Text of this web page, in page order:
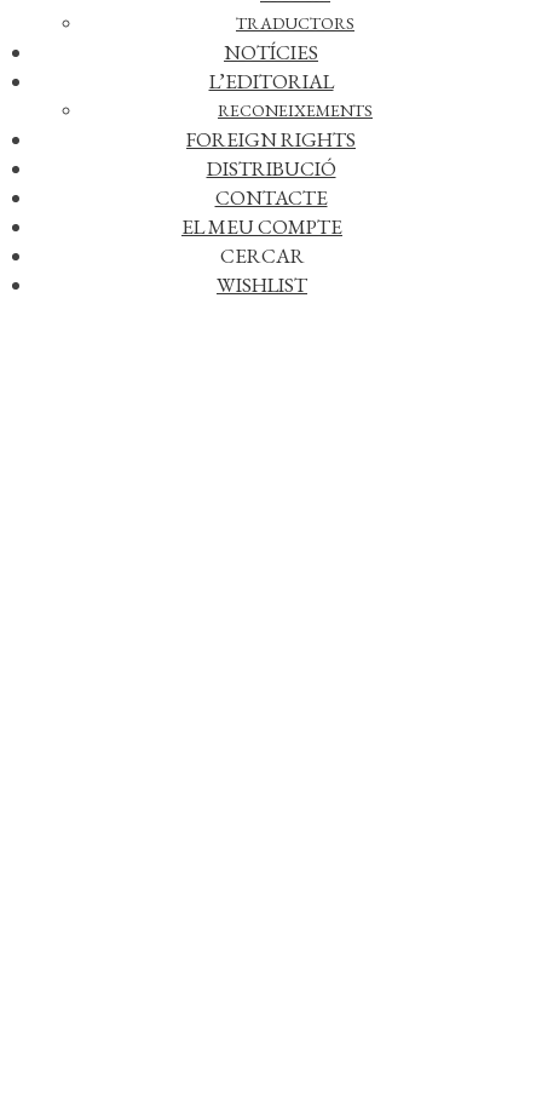
TRADUCTORS
NOTÍCIES
L’EDITORIAL
RECONEIXEMENTS
FOREIGN RIGHTS
DISTRIBUCIÓ
CONTACTE
EL MEU COMPTE
CERCAR
WISHLIST
projecten sobre el continent africà i la voluntat d’un poble de
sacrificar-ho tot per la llibertat.